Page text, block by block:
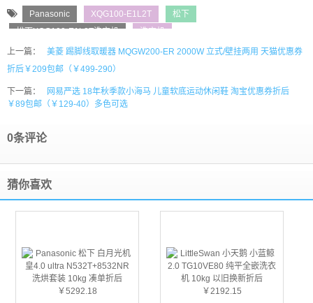
Panasonic XQG100-E1L2T
松下
松下XQG100-E1L2T洗衣机
洗衣机
上一篇：
美菱 踢脚线取暖器 MQGW200-ER 2000W 立式/壁挂两用 天猫优惠券
折后￥209包邮（￥499-290）
下一篇：
网易严选 18年秋季款小海马 儿童软底运动休闲鞋 淘宝优惠券折后
￥89包邮（￥129-40）多色可选
0条评论
猜你喜欢